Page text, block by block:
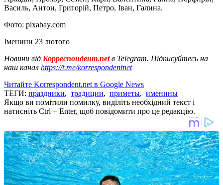
Василь, Антон, Григорій, Петро, Іван, Галина.
Фото: pixabay.com
Іменини 23 лютого
Новини від Корреспондент.netв Telegram. Підписуйтесь на
наш канал https://t.me/korrespondentnet
Читайте Korrespondent.net в Google News
ТЕГИ: праздники, традиции, приметы, именины
Якщо ви помітили помилку, виділіть необхідний текст і
натисніть Ctrl + Enter, щоб повідомити про це редакцію.